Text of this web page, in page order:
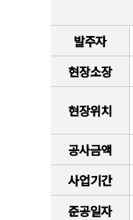
발주자
현장소장
현장위치
공사금액
사업기간
준공일자